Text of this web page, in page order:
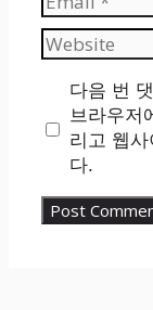
Website
다음 번
브라우저
리고 웹
다.